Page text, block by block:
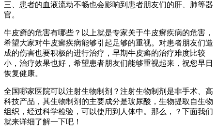
三、患者的血液流动不畅也会影响到患者朋友们的肝、肺等器
官。
牛皮癣的危害有哪些？以上就是专家关于牛皮癣疾病的危害，
希望大家对牛皮癣疾病能够引起足够的重视。对患者朋友们造
成的伤害也要积极的进行治疗，早期牛皮癣的治疗难度比较
小，治疗效果也好，希望患者朋友们能够重视起来，祝您早日
恢复健康。
全国哪家医院可以注射生物制剂？注射生物制剂是非手术、高
科技产品，其生物制剂的主要成分是玻尿酸，生物提取自生物
组织，经过科学检验，可以使用到人体中。那么，？下面我们
就来详细了解一下吧！